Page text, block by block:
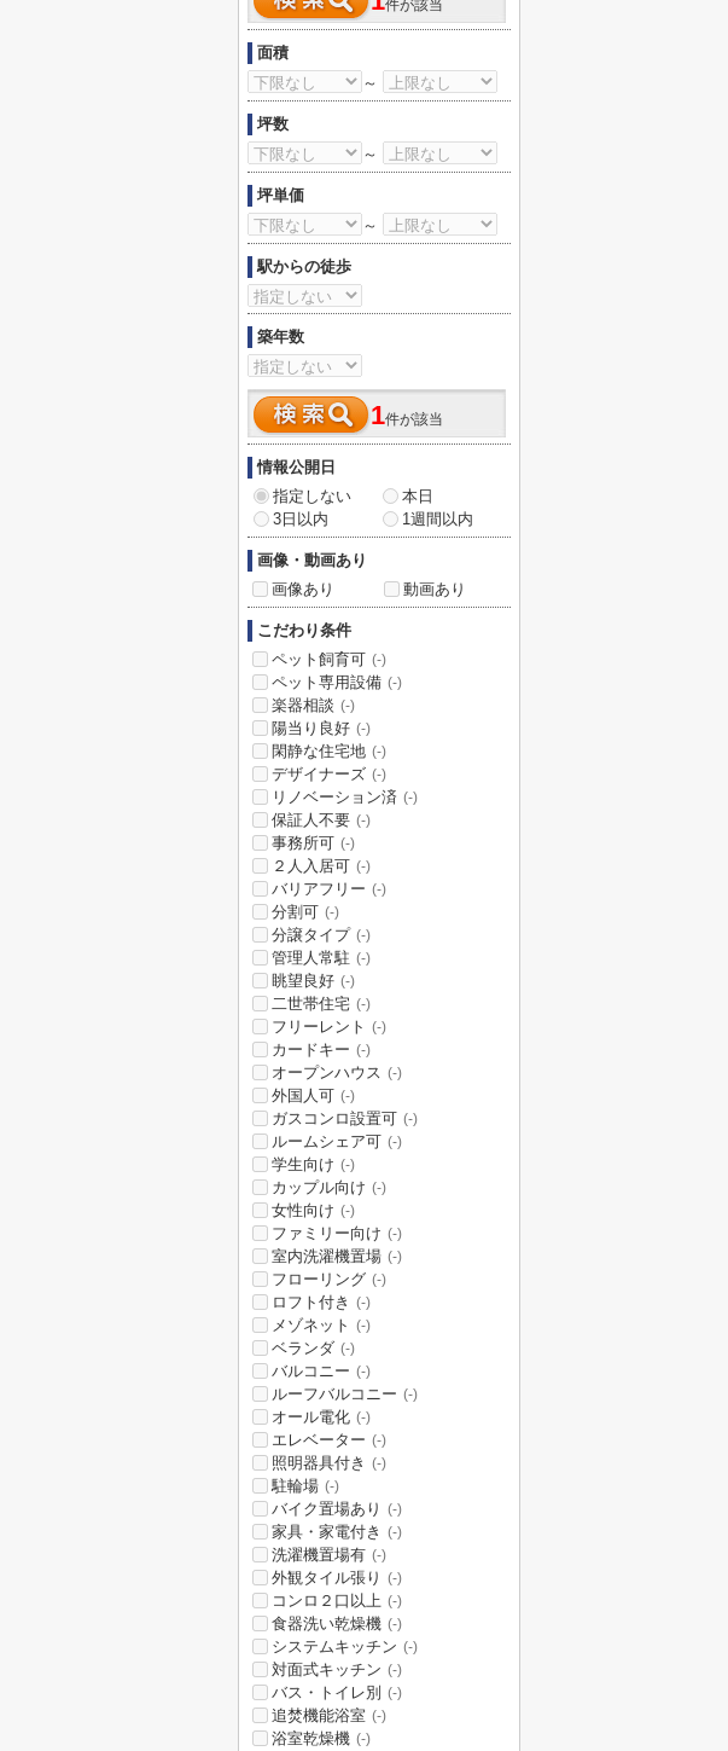
件が該当
面積
～
坪数
～
坪単価
～
駅からの徒歩
築年数
1件が該当
情報公開日
指定しない
本日
3日以内
1週間以内
画像・動画あり
画像あり
動画あり
こだわり条件
ペット飼育可 (-)
ペット専用設備 (-)
楽器相談 (-)
陽当り良好 (-)
閑静な住宅地 (-)
デザイナーズ (-)
リノベーション済 (-)
保証人不要 (-)
事務所可 (-)
２人入居可 (-)
バリアフリー (-)
分割可 (-)
分譲タイプ (-)
管理人常駐 (-)
眺望良好 (-)
二世帯住宅 (-)
フリーレント (-)
カードキー (-)
オープンハウス (-)
外国人可 (-)
ガスコンロ設置可 (-)
ルームシェア可 (-)
学生向け (-)
カップル向け (-)
女性向け (-)
ファミリー向け (-)
室内洗濯機置場 (-)
フローリング (-)
ロフト付き (-)
メゾネット (-)
ベランダ (-)
バルコニー (-)
ルーフバルコニー (-)
オール電化 (-)
エレベーター (-)
照明器具付き (-)
駐輪場 (-)
バイク置場あり (-)
家具・家電付き (-)
洗濯機置場有 (-)
外観タイル張り (-)
コンロ２口以上 (-)
食器洗い乾燥機 (-)
システムキッチン (-)
対面式キッチン (-)
バス・トイレ別 (-)
追焚機能浴室 (-)
浴室乾燥機 (-)